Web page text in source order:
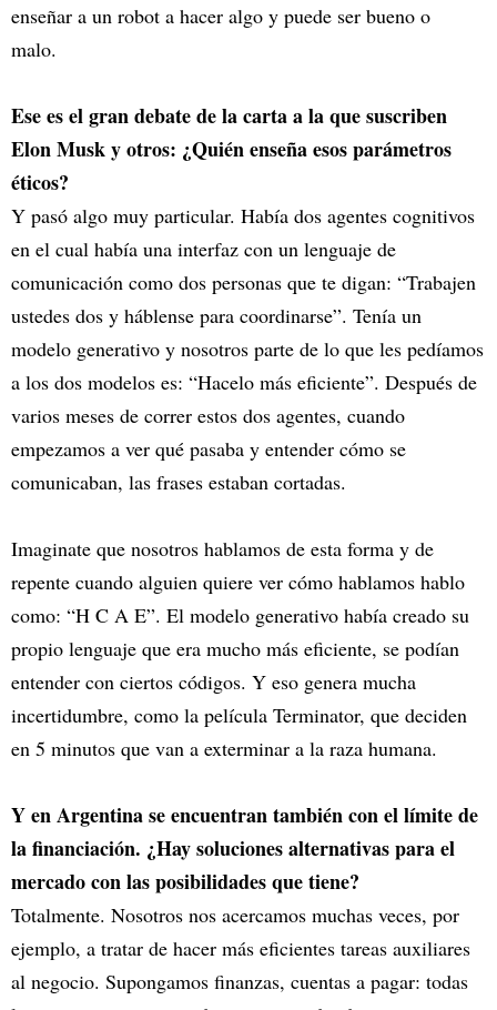
enseñar a un robot a hacer algo y puede ser bueno o
malo.
Ese es el gran debate de la carta a la que suscriben
Elon Musk y otros: ¿Quién enseña esos parámetros
éticos?
Y pasó algo muy particular. Había dos agentes cognitivos
en el cual había una interfaz con un lenguaje de
comunicación como dos personas que te digan: “Trabajen
ustedes dos y háblense para coordinarse”. Tenía un
modelo generativo y nosotros parte de lo que les pedíamos
a los dos modelos es: “Hacelo más eficiente”. Después de
varios meses de correr estos dos agentes, cuando
empezamos a ver qué pasaba y entender cómo se
comunicaban, las frases estaban cortadas.
Imaginate que nosotros hablamos de esta forma y de
repente cuando alguien quiere ver cómo hablamos hablo
como: “H C A E”. El modelo generativo había creado su
propio lenguaje que era mucho más eficiente, se podían
entender con ciertos códigos. Y eso genera mucha
incertidumbre, como la película Terminator, que deciden
en 5 minutos que van a exterminar a la raza humana.
Y en Argentina se encuentran también con el límite de
la financiación. ¿Hay soluciones alternativas para el
mercado con las posibilidades que tiene?
Totalmente. Nosotros nos acercamos muchas veces, por
ejemplo, a tratar de hacer más eficientes tareas auxiliares
al negocio. Supongamos finanzas, cuentas a pagar: todas